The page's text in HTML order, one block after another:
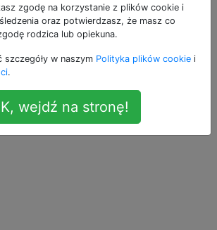
jest różnica między Opera
a Opera Mobile?
funkcje ma Opera Mobile w
do Opera Mini? Czy są
inne różnice, takie jak prędkość?
opera-mini opera-mobile
zgodę na korzystanie z plików cookie i
oraz potwierdzasz, że masz co
rodzica lub opiekuna.
w naszym Polityka plików cookie i
.
wejdź na stronę!